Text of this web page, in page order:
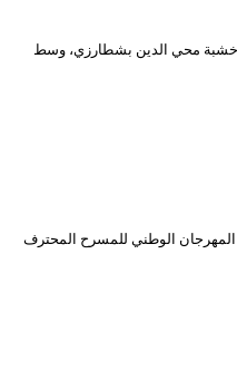
خشبة محي الدين بشطارزي، وسط
المهرجان الوطني للمسرح المحترف